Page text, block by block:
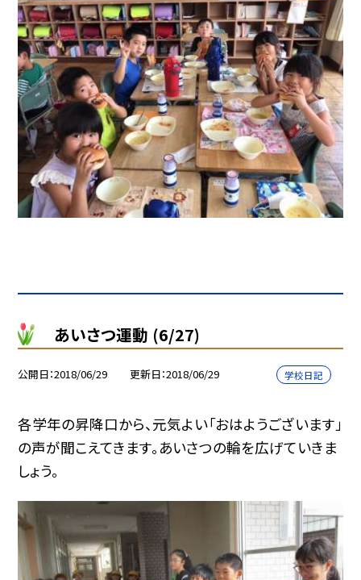
あいさつ運動 (6/27)
公開日 2018/06/29 更新日 2018/06/29 学校日記
各学年の昇降口から、元気よい「おはようございます」
の声が聞こえてきます。あいさつの輪を広げていきま
しょう。